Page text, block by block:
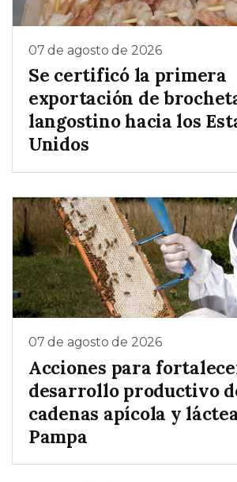
07 de agosto de 2026
Se certificó la primera
exportación de
langostino hacia los
Unidos
07 de agosto de 2026
Acciones para
desarrollo productivo
cadenas apícola y
Pampa